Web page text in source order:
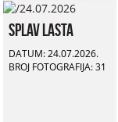
Splav Lasta
DATUM: 24.07.2026.
BROJ FOTOGRAFIJA: 31